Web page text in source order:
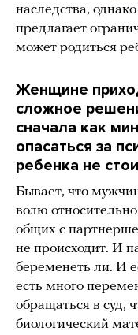
наследства,
предлагает
может родиться
Женщине
сложное
сначала как
опасаться за
ребенка не
Бывает, что
волю
общих с
не происходит. И
беременеть ли. И
есть много
обращаться в суд,
биологический